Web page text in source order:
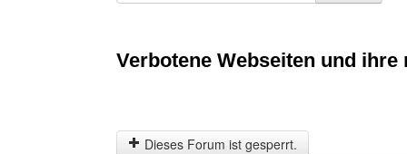
Verbotene Webseiten und
Dieses Forum ist gesperrt.